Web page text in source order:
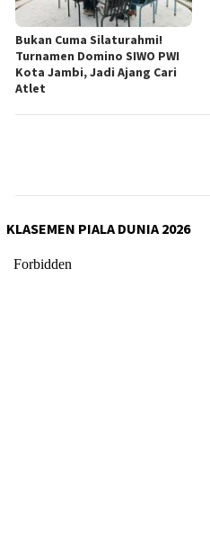
Bukan Cuma Silaturahmi!
Turnamen Domino SIWO PWI
Kota Jambi, Jadi Ajang Cari
Atlet
KLASEMEN PIALA DUNIA 2026